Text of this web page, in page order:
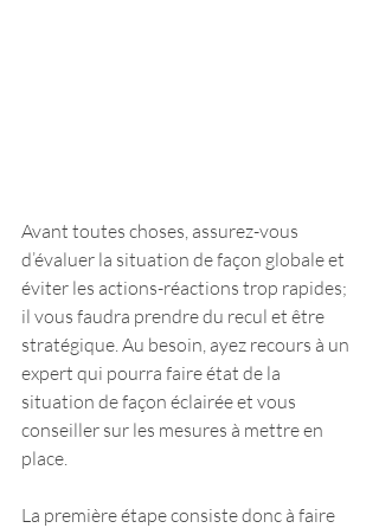
Avant toutes choses, assurez-vous
d’évaluer la situation de façon globale et
éviter les actions-réactions trop rapides;
il vous faudra prendre du recul et être
stratégique. Au besoin, ayez recours à un
expert qui pourra faire état de la
situation de façon éclairée et vous
conseiller sur les mesures à mettre en
place.
La première étape consiste donc à faire